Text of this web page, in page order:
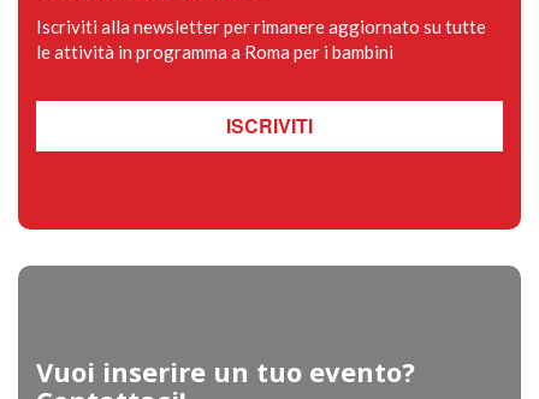
Iscriviti alla newsletter per rimanere aggiornato su tutte
le attività in programma a Roma per i bambini
ISCRIVITI
Vuoi inserire un tuo evento?